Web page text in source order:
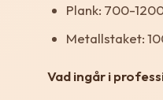
Plank: 700-
Metallstaket:
Vad ingår i